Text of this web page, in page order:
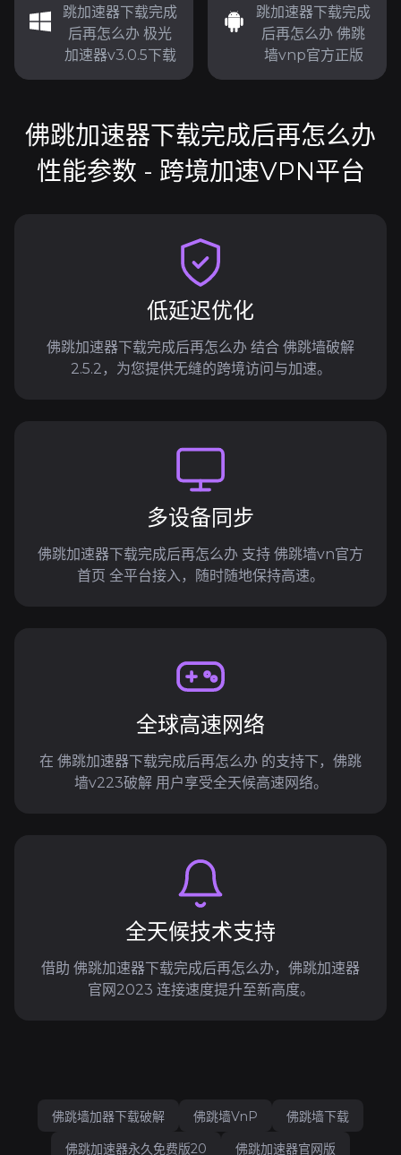
跳加速器下载完成
后再怎么办 极光
加速器v3.0.5下载
跳加速器下载完成
后再怎么办 佛跳
墙vnp官方正版
佛跳加速器下载完成后再怎么办
性能参数 - 跨境加速VPN平台
低延迟优化
佛跳加速器下载完成后再怎么办 结合 佛跳墙破解
2.5.2，为您提供无缝的跨境访问与加速。
多设备同步
佛跳加速器下载完成后再怎么办 支持 佛跳墙vn官方
首页 全平台接入，随时随地保持高速。
全球高速网络
在 佛跳加速器下载完成后再怎么办 的支持下，佛跳
墙v223破解 用户享受全天候高速网络。
全天候技术支持
借助 佛跳加速器下载完成后再怎么办，佛跳加速器
官网2023 连接速度提升至新高度。
佛跳墙加器下载破解 佛跳墙VnP
佛跳墙下载
佛跳加速器永久免费版20
佛跳加速器官网版